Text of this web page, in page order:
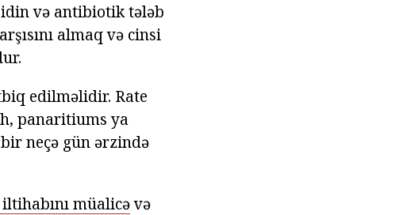
və antibiotik tələb
almaq və cinsi
edilməlidir. Rate
panaritiums ya
neçə gün ərzində
müalicəvə